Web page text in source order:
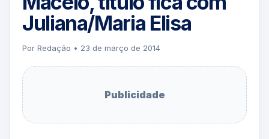
Juliana/Maria Elisa
Por Redação • 23 de março de 2014
Publicidade